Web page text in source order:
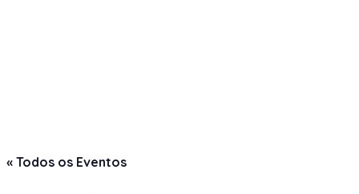
« Todos os Eventos